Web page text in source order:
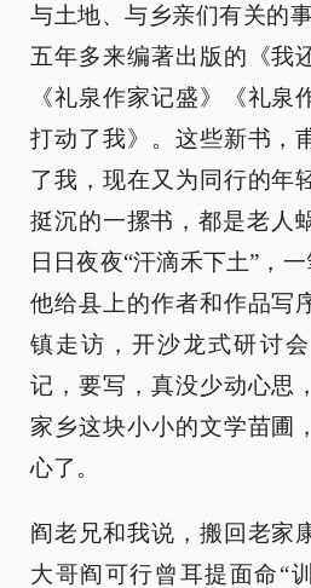
与土地、与乡亲们有关的
五年多来编著出版的《我
《礼泉作家记盛》《礼泉
打动了我》。这些新书，
了我，现在又为同行的年
挺沉的一摞书，都是老人
日日夜夜“汗滴禾下土”，一
他给县上的作者和作品写
镇走访，开沙龙式研讨
记，要写，真没少动心思
家乡这块小小的文学苗圃
心了。
阎老兄和我说，搬回老家
大哥阎可行曾耳提面命“